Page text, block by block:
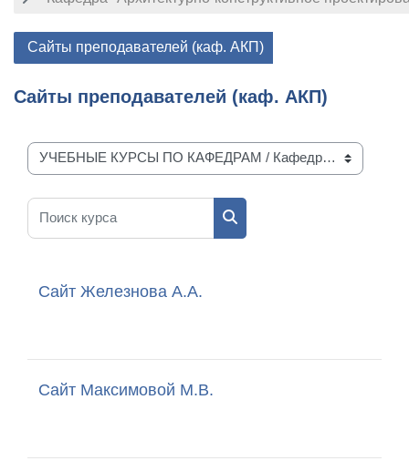
Сайты преподавателей (каф. АКП)
Сайты преподавателей (каф. АКП)
Категории курсов
Поиск курса
Поиск курса
Сайт Железнова А.А.
Сайт Максимовой М.В.